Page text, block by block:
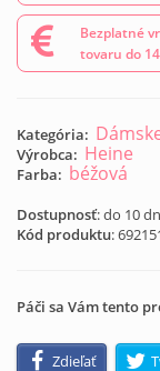
Bezplatné
tovaru do
Kategória:
Výrobca: Heine
Farba: béžová
Dostupnosť: do 10
Kód produktu:
Páči sa Vám tento
Zdieľať